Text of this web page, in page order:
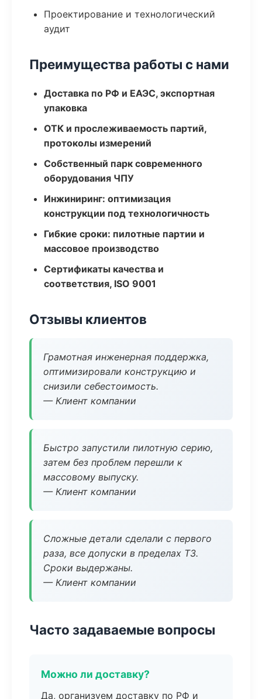
Проектирование и технологический
аудит
Преимущества работы с нами
Доставка по РФ и ЕАЭС, экспортная
упаковка
ОТК и прослеживаемость партий,
протоколы измерений
Собственный парк современного
оборудования ЧПУ
Инжиниринг: оптимизация
конструкции под технологичность
Гибкие сроки: пилотные партии и
массовое производство
Сертификаты качества и
соответствия, ISO 9001
Отзывы клиентов
Грамотная инженерная поддержка,
оптимизировали конструкцию и
снизили себестоимость.
— Клиент компании
Быстро запустили пилотную серию,
затем без проблем перешли к
массовому выпуску.
— Клиент компании
Сложные детали сделали с первого
раза, все допуски в пределах ТЗ.
Сроки выдержаны.
— Клиент компании
Часто задаваемые вопросы
Можно ли доставку?
Да, организуем доставку по РФ и